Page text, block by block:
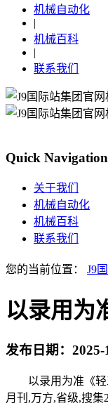
机械自动化
|
机械百科
|
联系我们
Quick Navigation
关于我们
机械自动化
机械百科
联系我们
您的当前位置： J9
以录用为
发布日期： 2025-
以录用为准《轻工
月刊,万方,省级,搜集